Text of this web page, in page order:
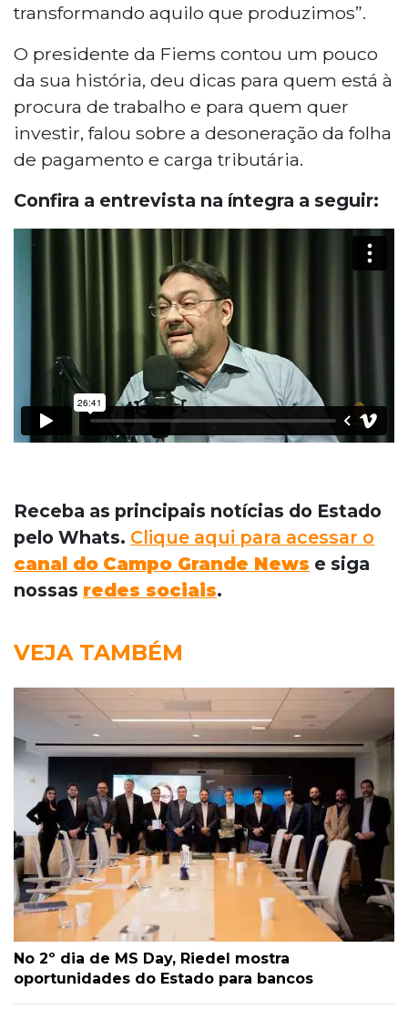
transformando aquilo que produzimos”.
O presidente da Fiems contou um pouco
da sua história, deu dicas para quem está à
procura de trabalho e para quem quer
investir, falou sobre a desoneração da folha
de pagamento e carga tributária.
Confira a entrevista na íntegra a seguir:
Receba as principais notícias do Estado
pelo Whats. Clique aqui para acessar o
canal do Campo Grande News e siga
nossas redes sociais.
VEJA TAMBÉM
No 2º dia de MS Day, Riedel mostra
oportunidades do Estado para bancos